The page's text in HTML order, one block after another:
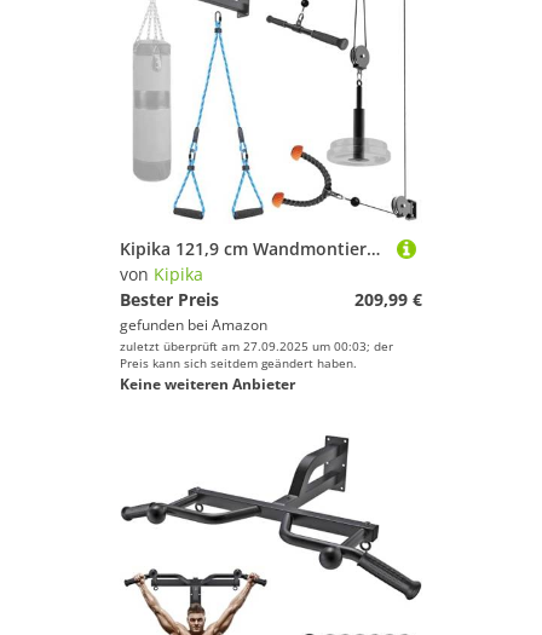
Kipika 121,9 cm Wandmontiertes Multifunktions-Kabelzugsystem Gym Kabelmaschine Lat-Pulldown-Aufsätze Heavy Duty Klimmzugstange DIY Home Gym Seilzug Seilmaschine Befestigungssystem Boxsack Aufhänger
von Kipika
Bester Preis
209,99 €
gefunden bei Amazon
zuletzt überprüft am 27.09.2025 um 00:03; der
Preis kann sich seitdem geändert haben.
Keine weiteren Anbieter